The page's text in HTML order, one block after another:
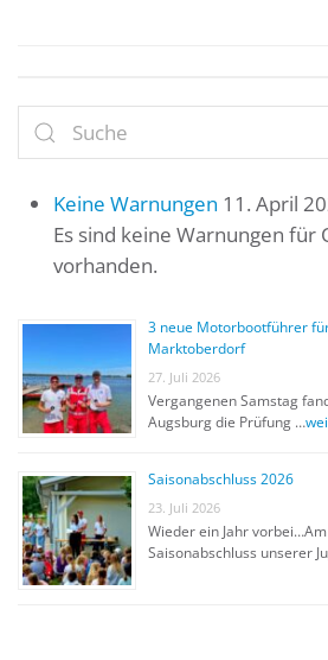
Keine Warnungen 11. April
Es sind keine Warnungen für
vorhanden.
3 neue Motorbootführer
Marktoberdorf
27. Juli 2026
Vergangenen Samstag
Augsburg die Prüfung …
Saisonabschluss 2026
23. Juli 2026
Wieder ein Jahr
Saisonabschluss unserer